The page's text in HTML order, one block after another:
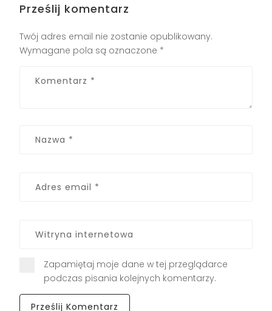
Prześlij komentarz
Twój adres email nie zostanie opublikowany.
Wymagane pola są oznaczone *
Zapamiętaj moje dane w tej przeglądarce
podczas pisania kolejnych komentarzy.